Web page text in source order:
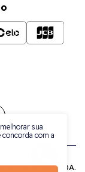
sua
com a
de Joias LTDA.